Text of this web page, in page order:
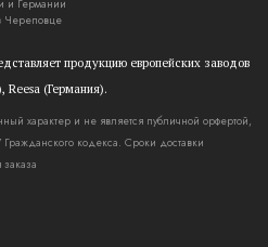
и Германии
Череповце
продукцию европейских заводов
Reesa (Германия).
характер и не является публичной орфертой,
кодекса. Сроки доставки